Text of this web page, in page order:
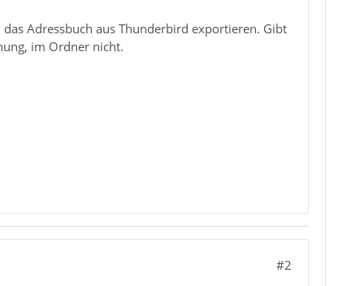
Adressbuch aus Thunderbird exportieren. Gibt
im Ordner nicht.
#2